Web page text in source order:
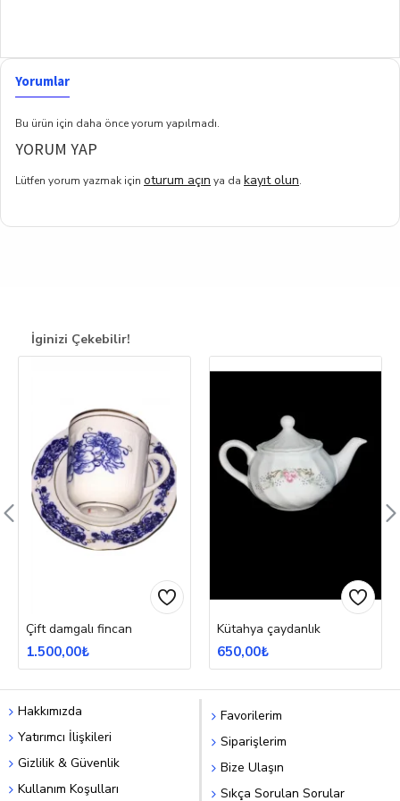
Yorumlar
Bu ürün için daha önce yorum yapılmadı.
YORUM YAP
Lütfen yorum yazmak için oturum açın ya da kayıt olun.
İginizi Çekebilir!
Çift damgalı fincan
1.500,00₺
Kütahya çaydanlık
650,00₺
Hakkımızda
Yatırımcı İlişkileri
Gizlilik & Güvenlik
Kullanım Koşulları
Favorilerim
Siparişlerim
Bize Ulaşın
Sıkça Sorulan Sorular